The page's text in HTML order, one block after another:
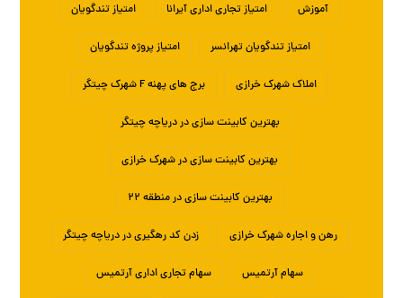
آموزش امتیاز تجاری اداری آیرانا امتیاز تندگویان
امتیاز تندگویان تهرانسر امتیاز پروژه تندگویان
املاک شهرک خرازی برج های پهنه F شهرک چیتگر
بهترین کابینت سازی در دریاچه چیتگر
بهترین کابینت سازی در شهرک خرازی
بهترین کابینت سازی در منطقه ۲۲
رهن و اجاره شهرک خرازی زدن کد رهگیری در دریاچه چیتگر
سهام آرتمیس سهام تجاری اداری آرتمیس